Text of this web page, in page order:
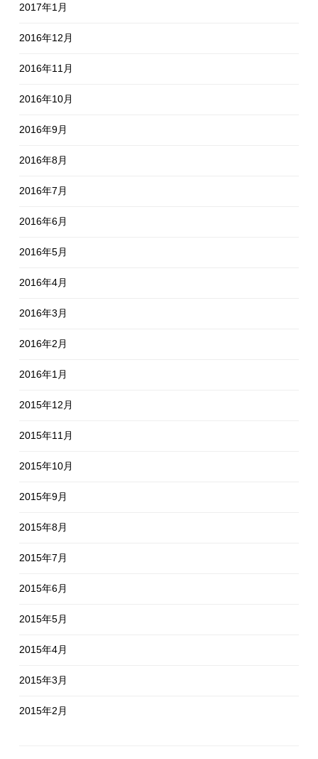
2017年1月
2016年12月
2016年11月
2016年10月
2016年9月
2016年8月
2016年7月
2016年6月
2016年5月
2016年4月
2016年3月
2016年2月
2016年1月
2015年12月
2015年11月
2015年10月
2015年9月
2015年8月
2015年7月
2015年6月
2015年5月
2015年4月
2015年3月
2015年2月